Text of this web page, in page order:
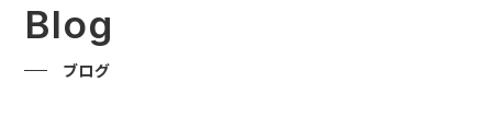
Blog
ブログ